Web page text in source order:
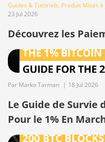
BITMAIN AntMiner
BITMAIN AntMiner
(301Th)
BITMAIN AntMiner
S21 Pro
BITMAIN AntMiner
S21 XP (270Th)
S21 XP Hyd (473Th)
Guides & Tutoriels, Produit Mises
23 Jul 2026
Découvrez les
Par Marko Tarman | 18 Jul 2026
Le Guide de Survie
Pour le 1% En